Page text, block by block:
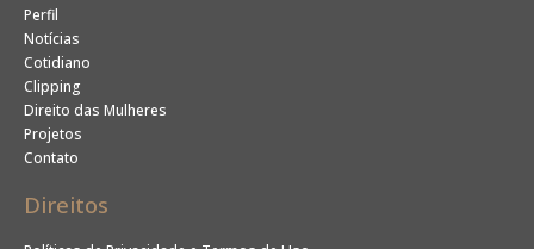
Perfil
Notícias
Cotidiano
Clipping
Direito das Mulheres
Projetos
Contato
Direitos